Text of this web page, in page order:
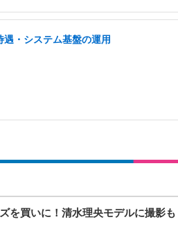
・システム基盤の運用
を買いに！清水理央モデルに撮影も